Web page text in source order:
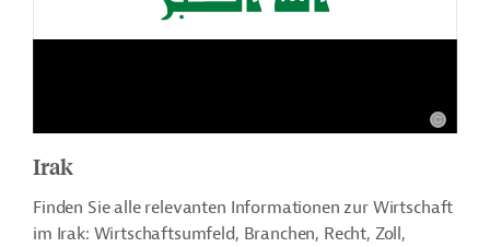
Irak
Finden Sie alle relevanten Informationen zur Wirtschaft
im Irak: Wirtschaftsumfeld, Branchen, Recht, Zoll,